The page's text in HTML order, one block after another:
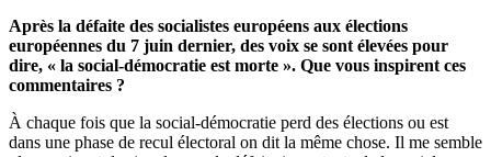
Après la défaite des socialistes européens aux élections
européennes du 7 juin dernier, des voix se sont élevées pour
dire, « la social-démocratie est morte ». Que vous inspirent ces
commentaires ?
À chaque fois que la social-démocratie perd des élections ou est
dans une phase de recul électoral on dit la même chose. Il me semble